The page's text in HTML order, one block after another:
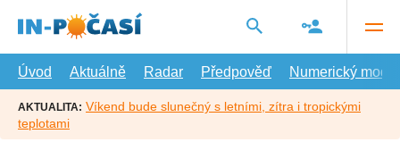
hlavní
Úvod
Aktuálně Radar Předpověď Numerický model
AKTUALITA: Víkend bude slunečný s letními, zítra i tropickými
teplotami